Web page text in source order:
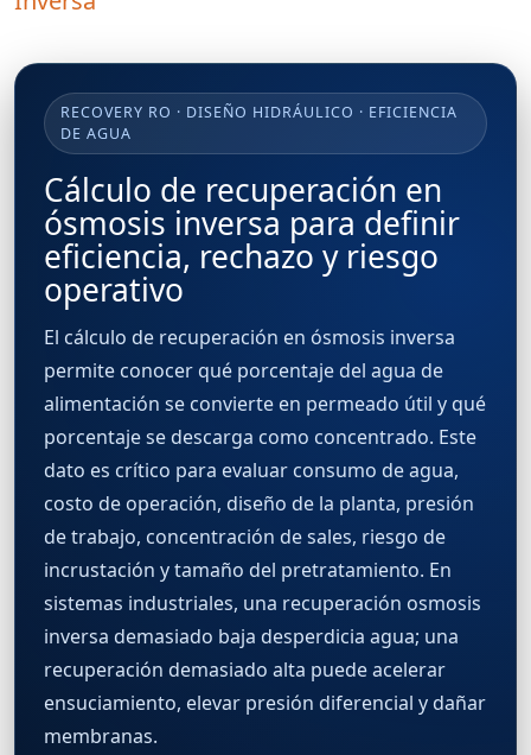
RECOVERY RO · DISEÑO HIDRÁULICO · EFICIENCIA
DE AGUA
Cálculo de recuperación en
ósmosis inversa para definir
eficiencia, rechazo y riesgo
operativo
El cálculo de recuperación en ósmosis inversa
permite conocer qué porcentaje del agua de
alimentación se convierte en permeado útil y qué
porcentaje se descarga como concentrado. Este
dato es crítico para evaluar consumo de agua,
costo de operación, diseño de la planta, presión
de trabajo, concentración de sales, riesgo de
incrustación y tamaño del pretratamiento. En
sistemas industriales, una recuperación osmosis
inversa demasiado baja desperdicia agua; una
recuperación demasiado alta puede acelerar
ensuciamiento, elevar presión diferencial y dañar
membranas.